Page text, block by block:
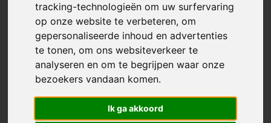
tracking-technologieën om uw surfervaring
op onze website te verbeteren, om
gepersonaliseerde inhoud en advertenties
te tonen, om ons websiteverkeer te
analyseren en om te begrijpen waar onze
bezoekers vandaan komen.
Ik ga akkoord